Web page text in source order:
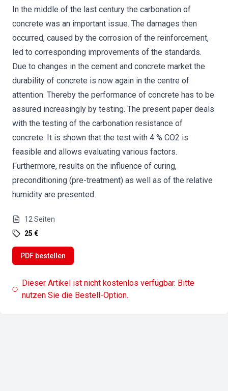
In the middle of the last century the carbonation of
concrete was an important issue. The damages then
occurred, caused by the corrosion of the reinforcement,
led to corresponding improvements of the standards.
Due to changes in the cement and concrete market the
durability of concrete is now again in the centre of
attention. Thereby the performance of concrete has to be
assured increasingly by testing. The present paper deals
with the testing of the carbonation resistance of
concrete. It is shown that the test with 4 % CO2 is
feasible and allows evaluating various factors.
Furthermore, results on the influence of curing,
preconditioning (pre-treatment) as well as of the relative
humidity are presented.
12 Seiten
25 €
PDF bestellen
Dieser Artikel ist nicht kostenlos verfügbar. Bitte
nutzen Sie die Bestell-Option.